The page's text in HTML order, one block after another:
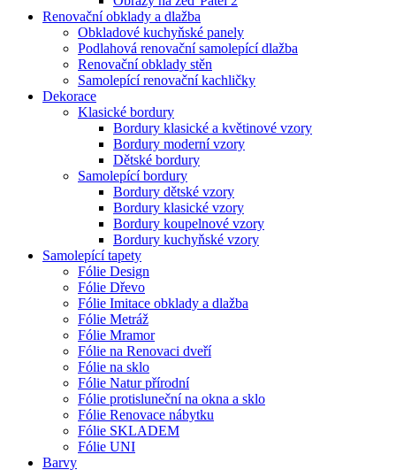
Renovační obklady a dlažba
Obkladové kuchyňské panely
Podlahová renovační samolepící dlažba
Renovační obklady stěn
Samolepící renovační kachličky
Dekorace
Klasické bordury
Bordury klasické a květinové vzory
Bordury moderní vzory
Dětské bordury
Samolepící bordury
Bordury dětské vzory
Bordury klasické vzory
Bordury koupelnové vzory
Bordury kuchyňské vzory
Samolepící tapety
Fólie Design
Fólie Dřevo
Fólie Imitace obklady a dlažba
Fólie Metráž
Fólie Mramor
Fólie na Renovaci dveří
Fólie na sklo
Fólie Natur přírodní
Fólie protisluneční na okna a sklo
Fólie Renovace nábytku
Fólie SKLADEM
Fólie UNI
Barvy